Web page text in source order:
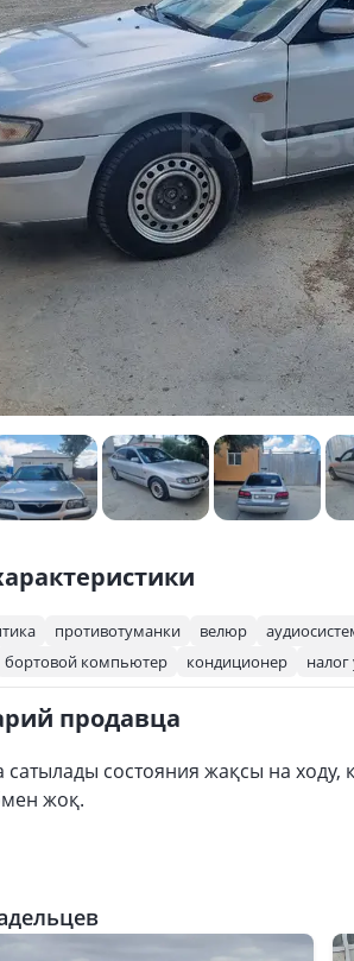
противотуманки велюр
бортовой компьютер кондиционер
продавца
состояния жақсы на ходу,
жоқ.